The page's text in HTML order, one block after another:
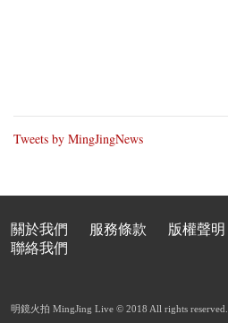
Tweets by MingJingNews
關於我們 服務條款 版權聲明
聯絡我們
明鏡火拍 MingJing Live © 2018 All rights reserved.